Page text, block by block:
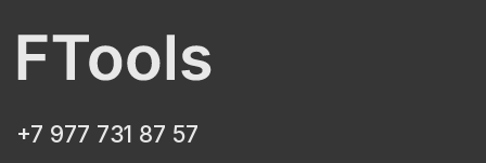
+7 977 731 87 57